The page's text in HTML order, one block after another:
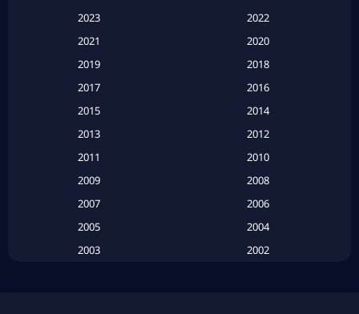
Based on a True Story สร้างจากเรื่องจริง(2)
Based on a True Story เรื่องจริง (20)
2023
2022
2021
2020
2019
2018
2017
2016
2015
2014
2013
2012
2011
2010
2009
2008
2007
2006
2005
2004
2003
2002